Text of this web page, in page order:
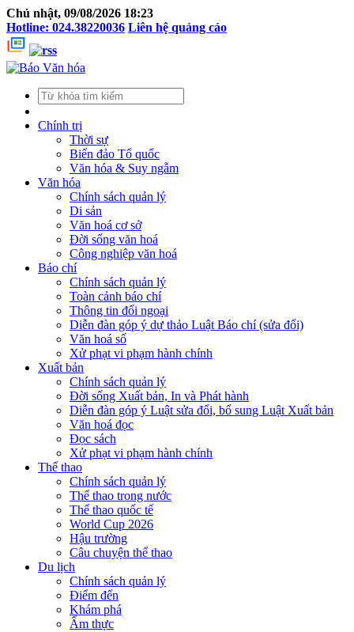
Chủ nhật, 09/08/2026 18:23
Hotline: 024.38220036 Liên hệ quảng cáo
Chính trị
Thời sự
Biển đảo Tổ quốc
Văn hóa & Suy ngẫm
Văn hóa
Chính sách quản lý
Di sản
Văn hoá cơ sở
Đời sống văn hoá
Công nghiệp văn hoá
Báo chí
Chính sách quản lý
Toàn cảnh báo chí
Thông tin đối ngoại
Diễn đàn góp ý dự thảo Luật Báo chí (sửa đổi)
Văn hoá số
Xử phạt vi phạm hành chính
Xuất bản
Chính sách quản lý
Đời sống Xuất bản, In và Phát hành
Diễn đàn góp ý Luật sửa đổi, bổ sung Luật Xuất bản
Văn hoá đọc
Đọc sách
Xử phạt vi phạm hành chính
Thể thao
Chính sách quản lý
Thể thao trong nước
Thể thao quốc tế
World Cup 2026
Hậu trường
Câu chuyện thể thao
Du lịch
Chính sách quản lý
Điểm đến
Khám phá
Ẩm thực